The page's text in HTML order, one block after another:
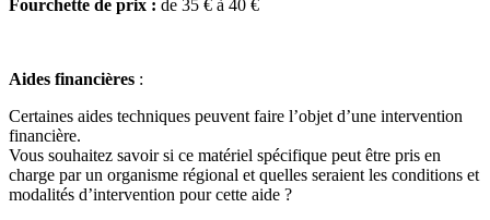
Fourchette de prix : de 35 € à 40 €
Aides financières :
Certaines aides techniques peuvent faire l’objet d’une intervention
financière.
Vous souhaitez savoir si ce matériel spécifique peut être pris en
charge par un organisme régional et quelles seraient les conditions et
modalités d’intervention pour cette aide ?